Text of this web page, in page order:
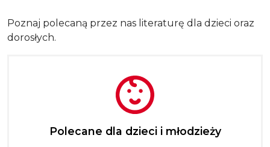
Poznaj polecaną przez nas literaturę dla dzieci oraz
dorosłych.
Polecane dla dzieci i młodzieży